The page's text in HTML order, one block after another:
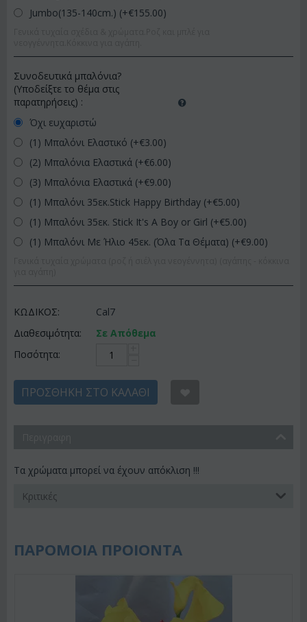
Jumbo(135-140cm.) (+€155.00)
Συνοδευτικά μπαλόνια?
(Υποδείξτε το θέμα στις
παρατηρήσεις) :
Όχι ευχαριστώ
(1) Μπαλόνι Ελαστικό (+€3.00)
(2) Μπαλόνια Ελαστικά (+€6.00)
(3) Μπαλόνια Ελαστικά (+€9.00)
(1) Μπαλόνι 35εκ.Stick Happy Birthday (+€5.00)
(1) Μπαλόνι 35εκ. Stick It's A Boy or Girl (+€5.00)
(1) Μπαλόνι Με Ήλιο 45εκ. (Όλα Τα Θέματα) (+€9.00)
ΚΩΔΙΚΟΣ:
Cal7
Διαθεσιμότητα:
Σε Απόθεμα
Ποσότητα:
ΠΡΟΣΘΉΚΗ ΣΤΟ ΚΑΛΆΘΙ
Τα χρώματα μπορεί να έχουν απόκλιση !!!
Κριτικές
ΠΑΡΟΜΟΙΑ ΠΡΟΙΟΝΤΑ